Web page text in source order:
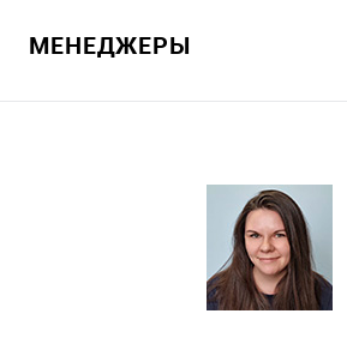
МЕНЕДЖЕРЫ